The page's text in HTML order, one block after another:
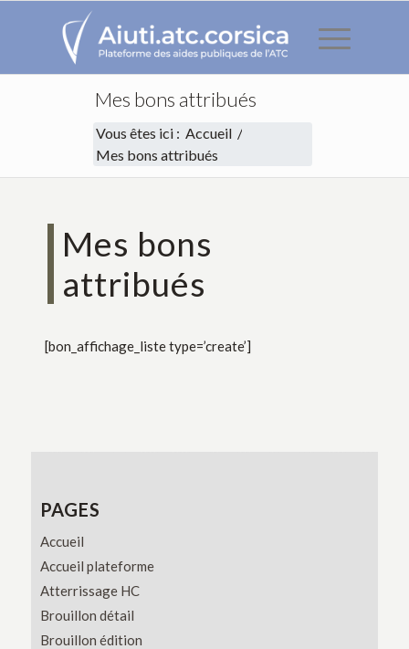
Mes bons attribués
Vous êtes ici : Accueil /
Mes bons attribués
Mes bons
attribués
[bon_affichage_liste type=’create’]
PAGES
Accueil
Accueil plateforme
Atterrissage HC
Brouillon détail
Brouillon édition